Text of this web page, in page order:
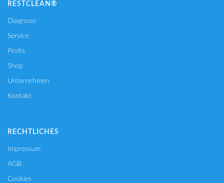
RESTCLEAN®
Diagnose
Service
Profis
Shop
Unternehmen
Kontakt
RECHTLICHES
Impressum
AGB
Cookies